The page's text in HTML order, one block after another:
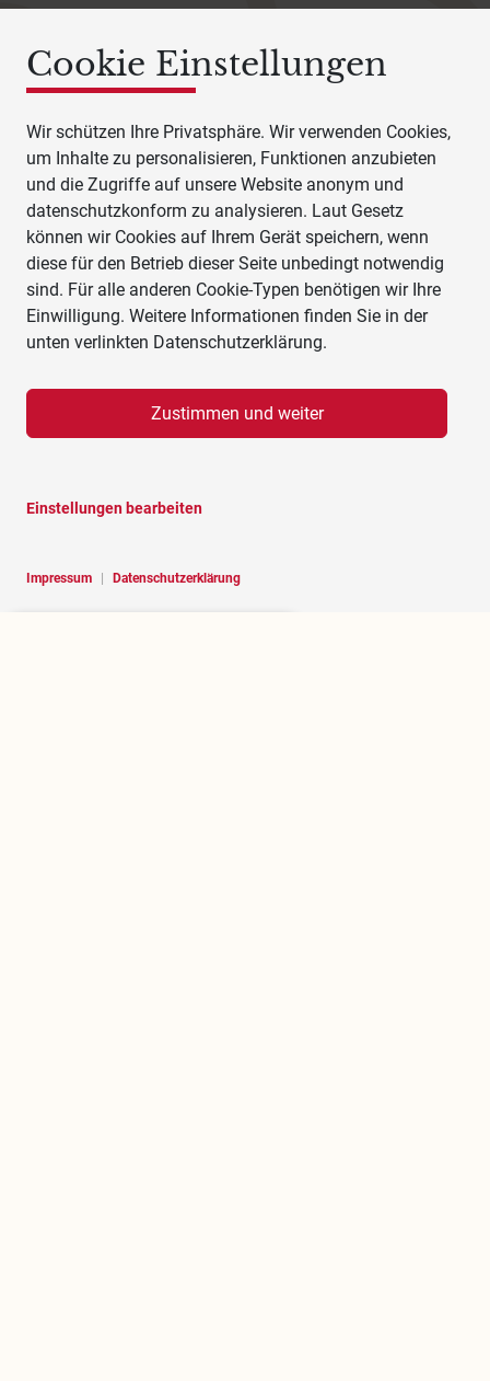
Cookie Einstellungen
Wir schützen Ihre Privatsphäre. Wir verwenden Cookies,
um Inhalte zu personalisieren, Funktionen anzubieten
und die Zugriffe auf unsere Website anonym und
datenschutzkonform zu analysieren. Laut Gesetz
können wir Cookies auf Ihrem Gerät speichern, wenn
diese für den Betrieb dieser Seite unbedingt notwendig
sind. Für alle anderen Cookie-Typen benötigen wir Ihre
Einwilligung. Weitere Informationen finden Sie in der
unten verlinkten Datenschutzerklärung.
Zustimmen und weiter
Impressum Datenschutzerklärung
Einstellungen bearbeiten